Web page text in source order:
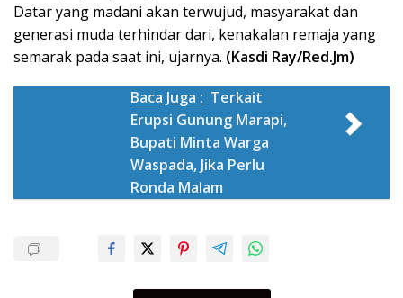
Datar yang madani akan terwujud, masyarakat dan
generasi muda terhindar dari, kenakalan remaja yang
semarak pada saat ini, ujarnya. (Kasdi Ray/Red.Jm)
Baca Juga : Terkait
Erupsi Gunung Marapi,
Bupati Minta Warga
Waspada, Jika Perlu
Ronda Malam